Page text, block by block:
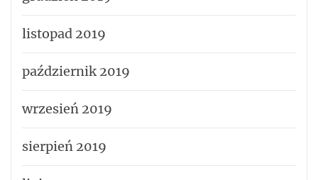
listopad 2019
październik 2019
wrzesień 2019
sierpień 2019